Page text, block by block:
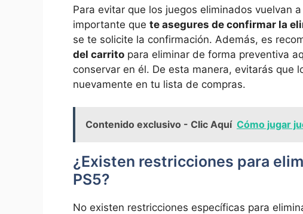
Para evitar que​ los juegos eliminados vuelvan
importante‌ que te asegures de confirmar la
se​ te solicite la confirmación. Además, es
⁢del carrito ⁢para ‌eliminar de forma preventiva
conservar ‌en él. De esta ⁢manera, evitarás que
nuevamente en‍ tu lista de‍ compras.
Contenido exclusivo - Clic Aquí Cómo jugar
¿Existen restricciones para
PS5?
No existen restricciones específicas para